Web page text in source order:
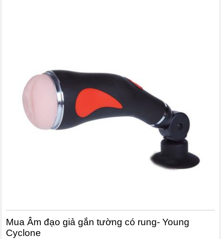
Mua Âm đạo giả gắn tường có rung- Young
Cyclone